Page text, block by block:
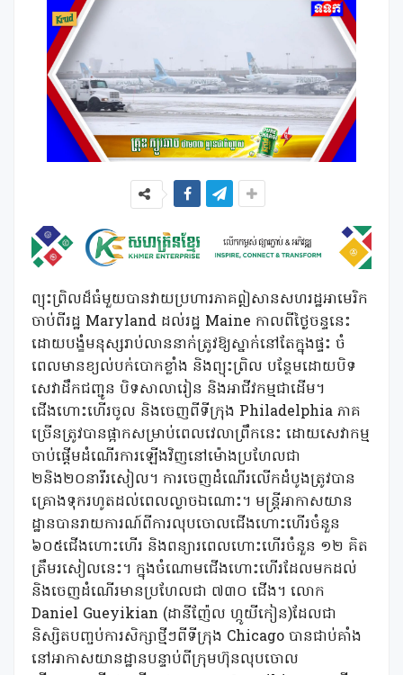
ព្យុះព្រិលដ៏ធំមួយបានវាយប្រហារភាគឦសានសហរដ្ឋអាមេរិក
ចាប់ពីរដ្ឋ Maryland ដល់រដ្ឋ Maine កាលពីថ្ងៃចន្ទនេះ
ដោយបង្ខំមនុស្សរាប់លាននាក់ត្រូវឱ្យស្នាក់នៅតែក្នុងផ្ទះ ចំ
ពេលមានខ្យល់បក់បោកខ្លាំង និងព្យុះព្រិល បន្ថែមដោយបិទ
សេវាដឹកជញ្ជូន បិទសាលារៀន និងអាជីវកម្មជាដើម។
ជើងហោះហើរចូល និងចេញពីទីក្រុង Philadelphia ភាគ
ច្រើនត្រូវបានផ្អាកសម្រាប់ពេលវេលាព្រឹកនេះ ដោយសេវាកម្ម
ចាប់ផ្តើមដំណើរការឡើងវិញនៅម៉ោងប្រហែលជា
២និង២០នារីរសៀល។ ការចេញដំណើរលើកដំបូងត្រូវបាន
គ្រោងទុករហូតដល់ពេលល្ងាចឯណោះ។ មន្ត្រីអាកាសយាន
ដ្ឋានបានរាយការណ៍ពីការលុបចោលជើងហោះហើរចំនួន
៦០៥ជើងហោះហើរ និងពន្យារពេលហោះហើរចំនួន ១២ គិត
ត្រឹមរសៀលនេះ។ ក្នុងចំណោមជើងហោះហើរដែលមកដល់
និងចេញដំណើរមានប្រហែលជា ៧៣០ ជើង។ លោក
Daniel Gueyikian (ដានីញ៉ែល ហ្កូយីកៀន)ដែលជា
និស្សិតបញ្ចប់ការសិក្សាថ្មីៗពីទីក្រុង Chicago បានជាប់គាំង
នៅអាកាសយានដ្ឋានបន្ទាប់ពីក្រុមហ៊ុនលុបចោល